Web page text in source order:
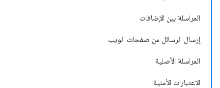
المراسلة بين الإضافات
إرسال الرسائل من صفحات الويب
المراسلة الأصلية
الاعتبارات الأمنية